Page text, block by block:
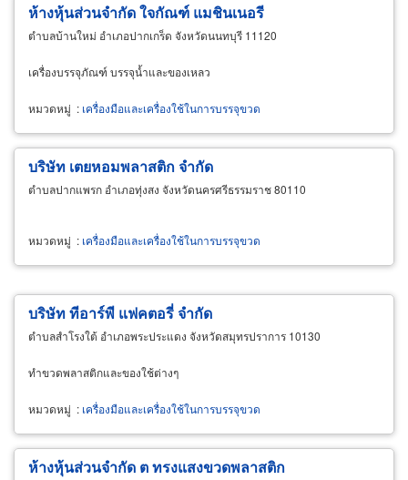
ห้างหุ้นส่วนจำกัด ใจกัณฑ์ แมชินเนอรี
ตำบลบ้านใหม่ อำเภอปากเกร็ด จังหวัดนนทบุรี 11120
เครื่องบรรจุภัณฑ์ บรรจุน้ำและของเหลว
หมวดหมู่ : เครื่องมือและเครื่องใช้ในการบรรจุขวด
บริษัท เตยหอมพลาสติก จำกัด
ตำบลปากแพรก อำเภอทุ่งสง จังหวัดนครศรีธรรมราช 80110
หมวดหมู่ : เครื่องมือและเครื่องใช้ในการบรรจุขวด
บริษัท ทีอาร์พี แฟคตอรี่ จำกัด
ตำบลสำโรงใต้ อำเภอพระประแดง จังหวัดสมุทรปราการ 10130
ทำขวดพลาสติกและของใช้ต่างๆ
หมวดหมู่ : เครื่องมือและเครื่องใช้ในการบรรจุขวด
ห้างหุ้นส่วนจำกัด ต ทรงแสงขวดพลาสติก